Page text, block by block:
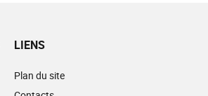
LIENS
Plan du site